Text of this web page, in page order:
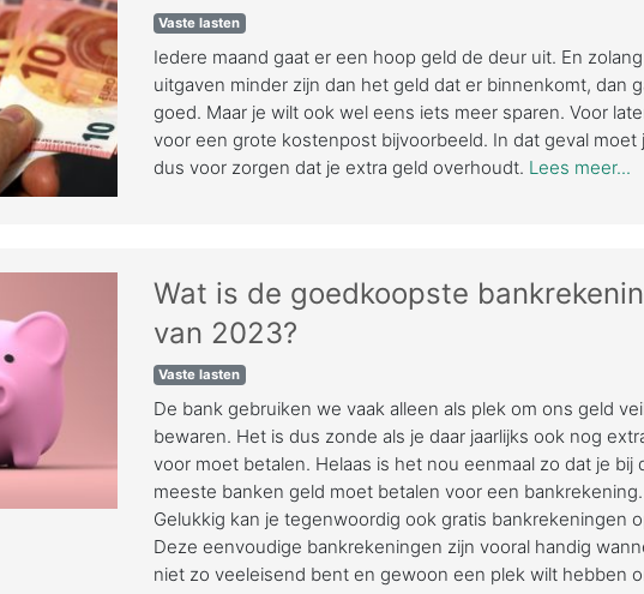
Vaste lasten
Iedere maand gaat er een hoop geld de deur uit. En
uitgaven minder zijn dan het geld dat er binnenkomt, dan
goed. Maar je wilt ook wel eens iets meer sparen. Voor
voor een grote kostenpost bijvoorbeeld. In dat geval moet
dus voor zorgen dat je extra geld overhoudt. Lees meer...
Wat is de goedkoopste
van 2023?
Vaste lasten
De bank gebruiken we vaak alleen als plek om ons geld
bewaren. Het is dus zonde als je daar jaarlijks ook nog
voor moet betalen. Helaas is het nou eenmaal zo dat je bij
meeste banken geld moet betalen voor een bankrekening.
Gelukkig kan je tegenwoordig ook gratis bankrekeningen
Deze eenvoudige bankrekeningen zijn vooral handig
niet zo veeleisend bent en gewoon een plek wilt hebben